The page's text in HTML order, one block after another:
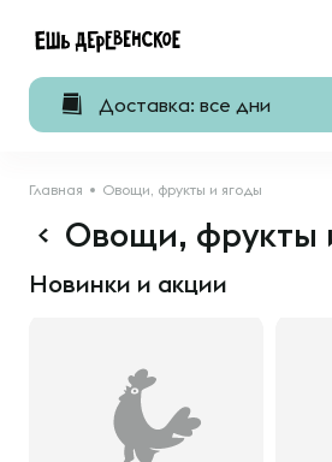
Доставка: все дни
Главная Овощи, фрукты и ягоды
Овощи, фрукты
Новинки и акции